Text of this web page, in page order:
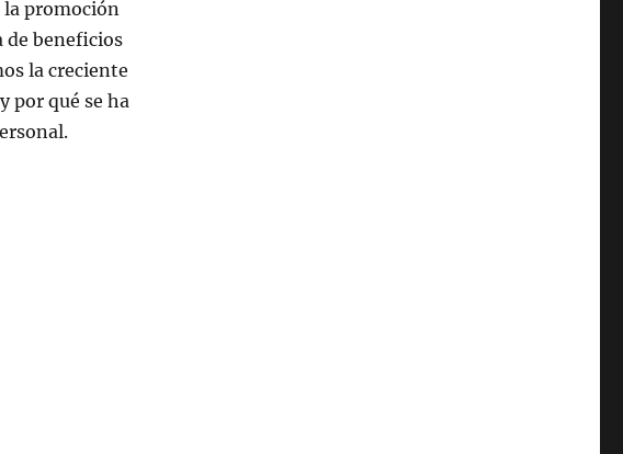
la promoción
de beneficios
la creciente
por qué se ha